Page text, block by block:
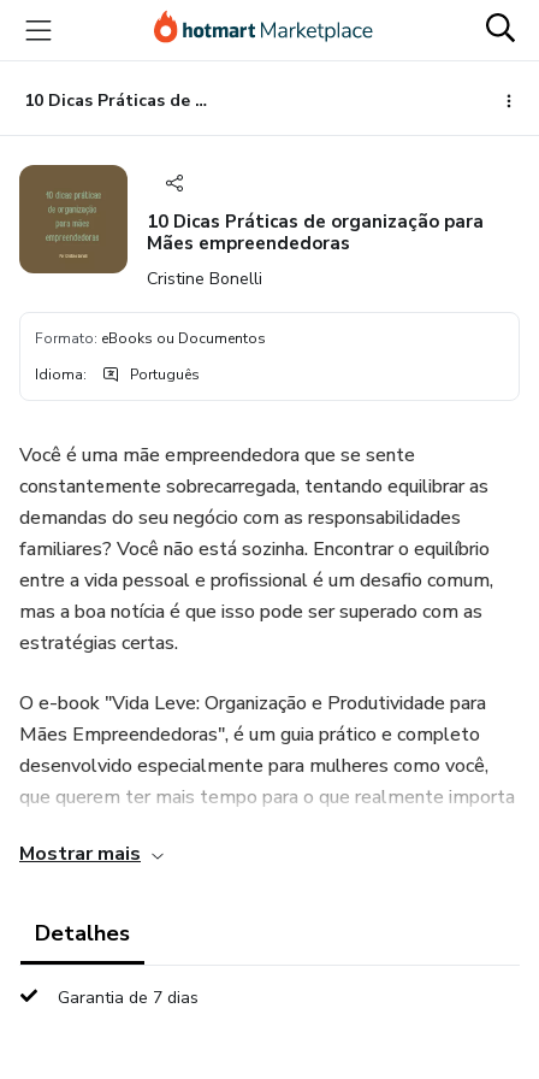
para
conteúdo
principal
para
pagamento
para
rodapé
10 Dicas Práticas de organização para Mães empreendedoras
10 Dicas Práticas de organização para
Mães empreendedoras
Cristine Bonelli
Formato: eBooks ou Documentos
Idioma: Português
Você é uma mãe empreendedora que se sente
constantemente sobrecarregada, tentando equilibrar as
demandas do seu negócio com as responsabilidades
familiares? Você não está sozinha. Encontrar o equilíbrio
entre a vida pessoal e profissional é um desafio comum,
mas a boa notícia é que isso pode ser superado com as
estratégias certas.
O e-book "Vida Leve: Organização e Produtividade para
Mães Empreendedoras", é um guia prático e completo
desenvolvido especialmente para mulheres como você,
que querem ter mais tempo para o que realmente importa
- Como priorizar suas tarefas de maneira eficaz.
- Técnicas de gestão de tempo que realmente funcionam.
Mostrar mais
Detalhes
Garantia de 7 dias